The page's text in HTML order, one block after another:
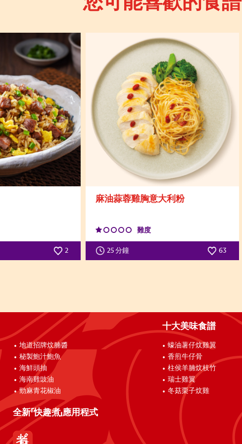
2
麻油蒜蓉雞胸意大利粉
難度
25 分鐘 63
地道招牌炆腩醬
秘製鮑汁鮑魚
海鮮頭抽
海南雞豉油
勁麻青花椒油
十大美味食譜
蠔油薯仔炆雞翼
香煎牛仔骨
柱侯羊腩炆枝竹
瑞士雞翼
冬菇栗子炆雞
全新「快趣煮」應用程式